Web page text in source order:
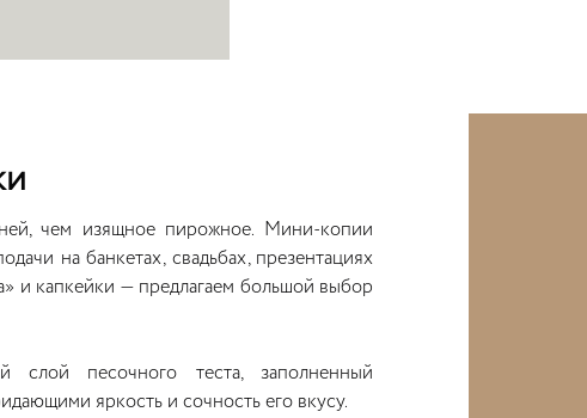
чем изящное пирожное. Мини-копии
на банкетах, свадьбах, презентациях
и капкейки — предлагаем большой выбор
слой песочного теста, заполненный
яркость и сочность его вкусу.